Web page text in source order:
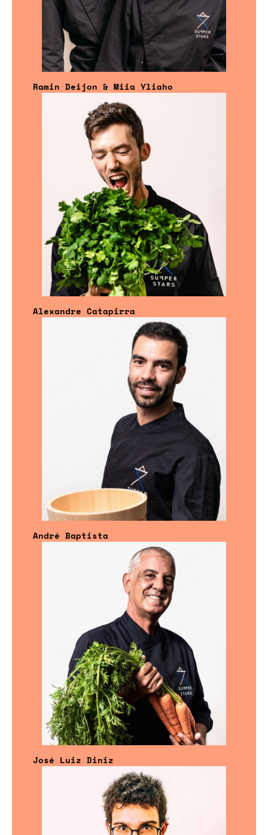
Ramin Deijon & Miia Yliaho
Alexandre Catapirra
André Baptista
José Luiz Diniz